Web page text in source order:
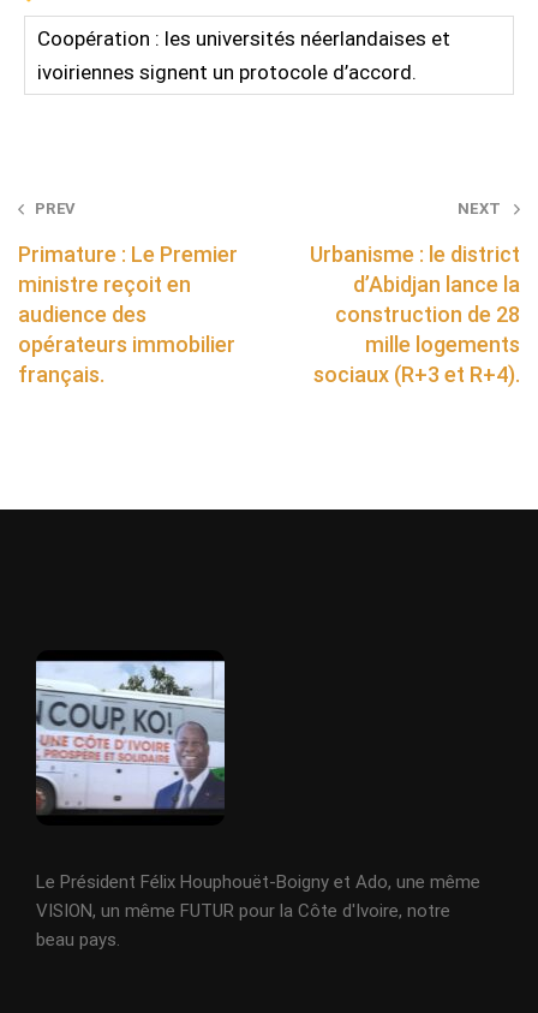
Coopération : les universités néerlandaises et
ivoiriennes signent un protocole d’accord.
Post
navigation
PREV
Primature : Le Premier
ministre reçoit en
audience des
opérateurs immobilier
français.
NEXT
Urbanisme : le district
d’Abidjan lance la
construction de 28
mille logements
sociaux (R+3 et R+4).
Le Président Félix Houphouët-Boigny et Ado, une même
VISION, un même FUTUR pour la Côte d'Ivoire, notre
beau pays.